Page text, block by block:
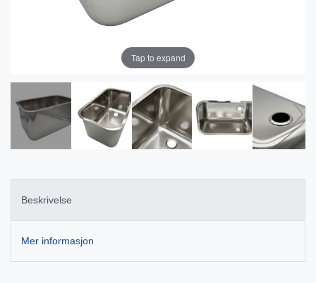
Tap to expand
Beskrivelse
Mer informasjon